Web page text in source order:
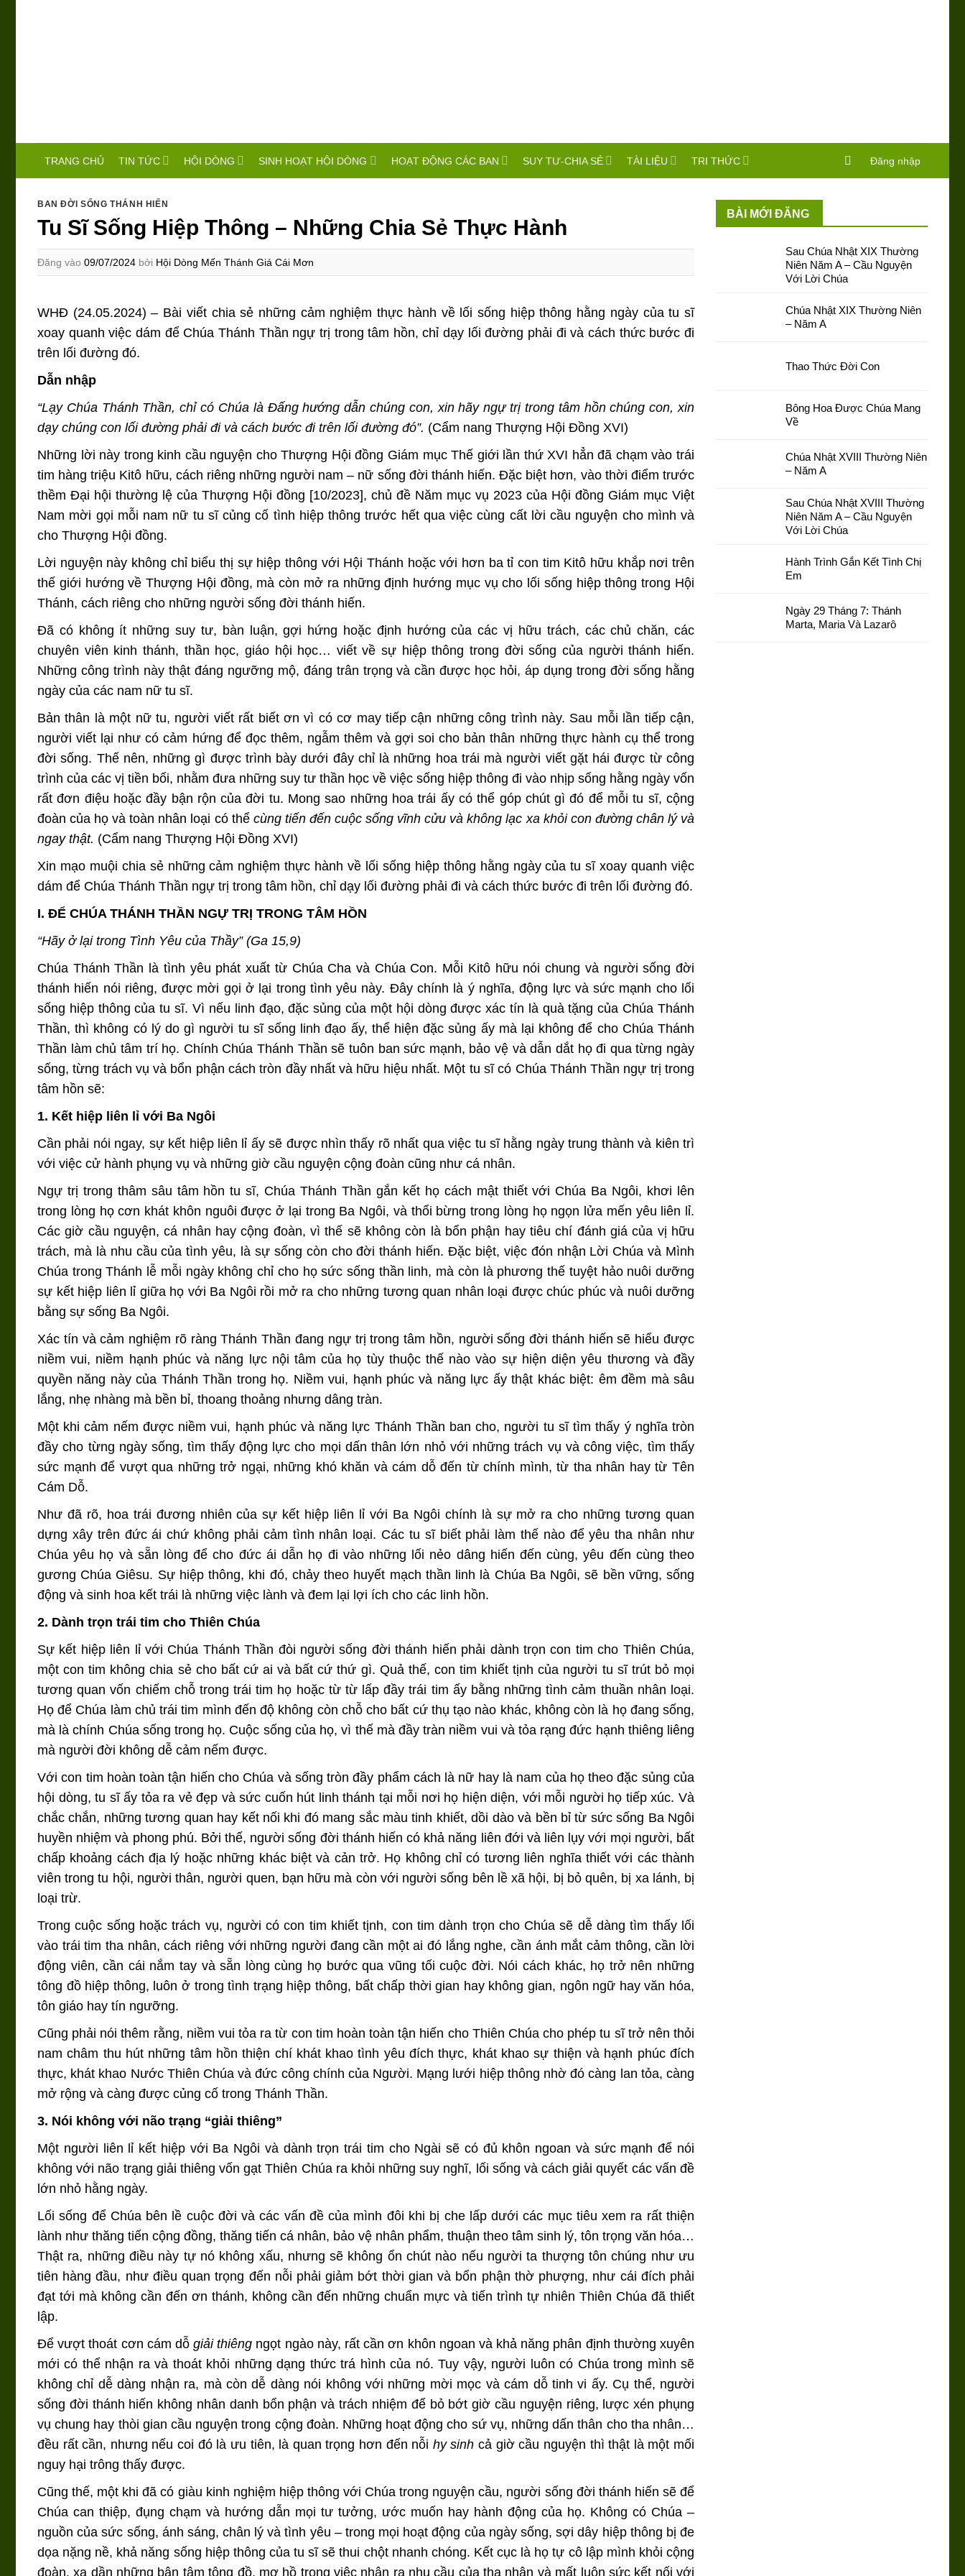
TRANG CHỦ TIN TỨC HỘI DÒNG SINH HOẠT HỘI DÒNG HOẠT ĐỘNG CÁC BAN SUY TƯ-CHIA SẺ TÀI LIỆU TRI THỨC Đăng nhập
BAN ĐỜI SỐNG THÁNH HIẾN
Tu Sĩ Sống Hiệp Thông – Những Chia Sẻ Thực Hành
Đăng vào 09/07/2024 bởi Hội Dòng Mến Thánh Giá Cái Mơn
WHĐ (24.05.2024) – Bài viết chia sẻ những cảm nghiệm thực hành về lối sống hiệp thông hằng ngày của tu sĩ
xoay quanh việc dám để Chúa Thánh Thần ngự trị trong tâm hồn, chỉ dạy lối đường phải đi và cách thức bước đi
trên lối đường đó.
Dẫn nhập
“Lạy Chúa Thánh Thần, chỉ có Chúa là Đấng hướng dẫn chúng con, xin hãy ngự trị trong tâm hồn chúng con, xin
dạy chúng con lối đường phải đi và cách bước đi trên lối đường đó”. (Cẩm nang Thượng Hội Đồng XVI)
Những lời này trong kinh cầu nguyện cho Thượng Hội đồng Giám mục Thế giới lần thứ XVI hẳn đã chạm vào trái
tim hàng triệu Kitô hữu, cách riêng những người nam – nữ sống đời thánh hiến. Đặc biệt hơn, vào thời điểm trước
thềm Đại hội thường lệ của Thượng Hội đồng [10/2023], chủ đề Năm mục vụ 2023 của Hội đồng Giám mục Việt
Nam mời gọi mỗi nam nữ tu sĩ củng cố tình hiệp thông trước hết qua việc cùng cất lời cầu nguyện cho mình và
cho Thượng Hội đồng.
Lời nguyện này không chỉ biểu thị sự hiệp thông với Hội Thánh hoặc với hơn ba tỉ con tim Kitô hữu khắp nơi trên
thế giới hướng về Thượng Hội đồng, mà còn mở ra những định hướng mục vụ cho lối sống hiệp thông trong Hội
Thánh, cách riêng cho những người sống đời thánh hiến.
Đã có không ít những suy tư, bàn luận, gợi hứng hoặc định hướng của các vị hữu trách, các chủ chăn, các
chuyên viên kinh thánh, thần học, giáo hội học… viết về sự hiệp thông trong đời sống của người thánh hiến.
Những công trình này thật đáng ngưỡng mộ, đáng trân trọng và cần được học hỏi, áp dụng trong đời sống hằng
ngày của các nam nữ tu sĩ.
Bản thân là một nữ tu, người viết rất biết ơn vì có cơ may tiếp cận những công trình này. Sau mỗi lần tiếp cận,
người viết lại như có cảm hứng để đọc thêm, ngẫm thêm và gợi soi cho bản thân những thực hành cụ thể trong
đời sống. Thế nên, những gì được trình bày dưới đây chỉ là những hoa trái mà người viết gặt hái được từ công
trình của các vị tiền bối, nhằm đưa những suy tư thần học về việc sống hiệp thông đi vào nhịp sống hằng ngày vốn
rất đơn điệu hoặc đầy bận rộn của đời tu. Mong sao những hoa trái ấy có thể góp chút gì đó để mỗi tu sĩ, cộng
đoàn của họ và toàn nhân loại có thể cùng tiến đến cuộc sống vĩnh cửu và không lạc xa khỏi con đường chân lý và
ngay thật. (Cẩm nang Thượng Hội Đồng XVI)
Xin mạo muội chia sẻ những cảm nghiệm thực hành về lối sống hiệp thông hằng ngày của tu sĩ xoay quanh việc
dám để Chúa Thánh Thần ngự trị trong tâm hồn, chỉ dạy lối đường phải đi và cách thức bước đi trên lối đường đó.
I. ĐỂ CHÚA THÁNH THẦN NGỰ TRỊ TRONG TÂM HỒN
“Hãy ở lại trong Tình Yêu của Thầy” (Ga 15,9)
Chúa Thánh Thần là tình yêu phát xuất từ Chúa Cha và Chúa Con. Mỗi Kitô hữu nói chung và người sống đời
thánh hiến nói riêng, được mời gọi ở lại trong tình yêu này. Đây chính là ý nghĩa, động lực và sức mạnh cho lối
sống hiệp thông của tu sĩ. Vì nếu linh đạo, đặc sủng của một hội dòng được xác tín là quà tặng của Chúa Thánh
Thần, thì không có lý do gì người tu sĩ sống linh đạo ấy, thể hiện đặc sủng ấy mà lại không để cho Chúa Thánh
Thần làm chủ tâm trí họ. Chính Chúa Thánh Thần sẽ tuôn ban sức mạnh, bảo vệ và dẫn dắt họ đi qua từng ngày
sống, từng trách vụ và bổn phận cách tròn đầy nhất và hữu hiệu nhất. Một tu sĩ có Chúa Thánh Thần ngự trị trong
tâm hồn sẽ:
1. Kết hiệp liên lỉ với Ba Ngôi
Cần phải nói ngay, sự kết hiệp liên lỉ ấy sẽ được nhìn thấy rõ nhất qua việc tu sĩ hằng ngày trung thành và kiên trì
với việc cử hành phụng vụ và những giờ cầu nguyện cộng đoàn cũng như cá nhân.
Ngự trị trong thâm sâu tâm hồn tu sĩ, Chúa Thánh Thần gắn kết họ cách mật thiết với Chúa Ba Ngôi, khơi lên
trong lòng họ cơn khát khôn nguôi được ở lại trong Ba Ngôi, và thổi bừng trong lòng họ ngọn lửa mến yêu liên lỉ.
Các giờ cầu nguyện, cá nhân hay cộng đoàn, vì thế sẽ không còn là bổn phận hay tiêu chí đánh giá của vị hữu
trách, mà là nhu cầu của tình yêu, là sự sống còn cho đời thánh hiến. Đặc biệt, việc đón nhận Lời Chúa và Mình
Chúa trong Thánh lễ mỗi ngày không chỉ cho họ sức sống thần linh, mà còn là phương thế tuyệt hảo nuôi dưỡng
sự kết hiệp liên lỉ giữa họ với Ba Ngôi rồi mở ra cho những tương quan nhân loại được chúc phúc và nuôi dưỡng
bằng sự sống Ba Ngôi.
Xác tín và cảm nghiệm rõ ràng Thánh Thần đang ngự trị trong tâm hồn, người sống đời thánh hiến sẽ hiểu được
niềm vui, niềm hạnh phúc và năng lực nội tâm của họ tùy thuộc thế nào vào sự hiện diện yêu thương và đầy
quyền năng này của Thánh Thần trong họ. Niềm vui, hạnh phúc và năng lực ấy thật khác biệt: êm đềm mà sâu
lắng, nhẹ nhàng mà bền bỉ, thoang thoảng nhưng dâng tràn.
Một khi cảm nếm được niềm vui, hạnh phúc và năng lực Thánh Thần ban cho, người tu sĩ tìm thấy ý nghĩa tròn
đầy cho từng ngày sống, tìm thấy động lực cho mọi dấn thân lớn nhỏ với những trách vụ và công việc, tìm thấy
sức mạnh để vượt qua những trở ngại, những khó khăn và cám dỗ đến từ chính mình, từ tha nhân hay từ Tên
Cám Dỗ.
Như đã rõ, hoa trái đương nhiên của sự kết hiệp liên lỉ với Ba Ngôi chính là sự mở ra cho những tương quan
dựng xây trên đức ái chứ không phải cảm tình nhân loại. Các tu sĩ biết phải làm thế nào để yêu tha nhân như
Chúa yêu họ và sẵn lòng để cho đức ái dẫn họ đi vào những lối nẻo dâng hiến đến cùng, yêu đến cùng theo
gương Chúa Giêsu. Sự hiệp thông, khi đó, chảy theo huyết mạch thần linh là Chúa Ba Ngôi, sẽ bền vững, sống
động và sinh hoa kết trái là những việc lành và đem lại lợi ích cho các linh hồn.
2. Dành trọn trái tim cho Thiên Chúa
Sự kết hiệp liên lỉ với Chúa Thánh Thần đòi người sống đời thánh hiến phải dành trọn con tim cho Thiên Chúa,
một con tim không chia sẻ cho bất cứ ai và bất cứ thứ gì. Quả thế, con tim khiết tịnh của người tu sĩ trút bỏ mọi
tương quan vốn chiếm chỗ trong trái tim họ hoặc từ từ lấp đầy trái tim ấy bằng những tình cảm thuần nhân loại.
Họ để Chúa làm chủ trái tim mình đến độ không còn chỗ cho bất cứ thụ tạo nào khác, không còn là họ đang sống,
mà là chính Chúa sống trong họ. Cuộc sống của họ, vì thế mà đầy tràn niềm vui và tỏa rạng đức hạnh thiêng liêng
mà người đời không dễ cảm nếm được.
Với con tim hoàn toàn tận hiến cho Chúa và sống tròn đầy phẩm cách là nữ hay là nam của họ theo đặc sủng của
hội dòng, tu sĩ ấy tỏa ra vẻ đẹp và sức cuốn hút linh thánh tại mỗi nơi họ hiện diện, với mỗi người họ tiếp xúc. Và
chắc chắn, những tương quan hay kết nối khi đó mang sắc màu tinh khiết, dồi dào và bền bỉ từ sức sống Ba Ngôi
huyền nhiệm và phong phú. Bởi thế, người sống đời thánh hiến có khả năng liên đới và liên lụy với mọi người, bất
chấp khoảng cách địa lý hoặc những khác biệt và cản trở. Họ không chỉ có tương liên nghĩa thiết với các thành
viên trong tu hội, người thân, người quen, bạn hữu mà còn với người sống bên lề xã hội, bị bỏ quên, bị xa lánh, bị
loại trừ.
Trong cuộc sống hoặc trách vụ, người có con tim khiết tịnh, con tim dành trọn cho Chúa sẽ dễ dàng tìm thấy lối
vào trái tim tha nhân, cách riêng với những người đang cần một ai đó lắng nghe, cần ánh mắt cảm thông, cần lời
động viên, cần cái nắm tay và sẵn lòng cùng họ bước qua vũng tối cuộc đời. Nói cách khác, họ trở nên những
tông đồ hiệp thông, luôn ở trong tình trạng hiệp thông, bất chấp thời gian hay không gian, ngôn ngữ hay văn hóa,
tôn giáo hay tín ngưỡng.
Cũng phải nói thêm rằng, niềm vui tỏa ra từ con tim hoàn toàn tận hiến cho Thiên Chúa cho phép tu sĩ trở nên thỏi
nam châm thu hút những tâm hồn thiện chí khát khao tình yêu đích thực, khát khao sự thiện và hạnh phúc đích
thực, khát khao Nước Thiên Chúa và đức công chính của Người. Mạng lưới hiệp thông nhờ đó càng lan tỏa, càng
mở rộng và càng được củng cố trong Thánh Thần.
3. Nói không với não trạng “giải thiêng”
Một người liên lỉ kết hiệp với Ba Ngôi và dành trọn trái tim cho Ngài sẽ có đủ khôn ngoan và sức mạnh để nói
không với não trạng giải thiêng vốn gạt Thiên Chúa ra khỏi những suy nghĩ, lối sống và cách giải quyết các vấn đề
lớn nhỏ hằng ngày.
Lối sống để Chúa bên lề cuộc đời và các vấn đề của mình đôi khi bị che lấp dưới các mục tiêu xem ra rất thiện
lành như thăng tiến cộng đồng, thăng tiến cá nhân, bảo vệ nhân phẩm, thuận theo tâm sinh lý, tôn trọng văn hóa…
Thật ra, những điều này tự nó không xấu, nhưng sẽ không ổn chút nào nếu người ta thượng tôn chúng như ưu
tiên hàng đầu, như điều quan trọng đến nỗi phải giảm bớt thời gian và bổn phận thờ phượng, như cái đích phải
đạt tới mà không cần đến ơn thánh, không cần đến những chuẩn mực và tiến trình tự nhiên Thiên Chúa đã thiết
lập.
Để vượt thoát cơn cám dỗgiải thiêng ngọt ngào này, rất cần ơn khôn ngoan và khả năng phân định thường xuyên
mới có thể nhận ra và thoát khỏi những dạng thức trá hình của nó. Tuy vậy, người luôn có Chúa trong mình sẽ
không chỉ dễ dàng nhận ra, mà còn dễ dàng nói không với những mời mọc và cám dỗ tinh vi ấy. Cụ thể, người
sống đời thánh hiến không nhân danh bổn phận và trách nhiệm để bỏ bớt giờ cầu nguyện riêng, lược xén phụng
vụ chung hay thòi gian cầu nguyện trong cộng đoàn. Những hoạt động cho sứ vụ, những dấn thân cho tha nhân…
đều rất cần, nhưng nếu coi đó là ưu tiên, là quan trọng hơn đến nỗi hy sinh cả giờ cầu nguyện thì thật là một mối
nguy hại trông thấy được.
Cũng thế, một khi đã có giàu kinh nghiệm hiệp thông với Chúa trong nguyện cầu, người sống đời thánh hiến sẽ để
Chúa can thiệp, đụng chạm và hướng dẫn mọi tư tưởng, ước muốn hay hành động của họ. Không có Chúa –
nguồn của sức sống, ánh sáng, chân lý và tình yêu – trong mọi hoạt động của ngày sống, sợi dây hiệp thông bị đe
dọa nặng nề, khả năng sống hiệp thông của tu sĩ sẽ thui chột nhanh chóng. Kết cục là họ tự cô lập mình khỏi cộng
đoàn, xa dần những bận tâm tông đồ, mơ hồ trong việc nhận ra nhu cầu của tha nhân và mất luôn sức kết nối với
BÀI MỚI ĐĂNG
Sau Chúa Nhật XIX Thường
Niên Năm A – Cầu Nguyện
Với Lời Chúa
Chúa Nhật XIX Thường Niên
– Năm A
Thao Thức Đời Con
Bông Hoa Được Chúa Mang
Về
Chúa Nhật XVIII Thường Niên
– Năm A
Sau Chúa Nhật XVIII Thường
Niên Năm A – Cầu Nguyện
Với Lời Chúa
Hành Trình Gắn Kết Tình Chị
Em
Ngày 29 Tháng 7: Thánh
Marta, Maria Và Lazarô